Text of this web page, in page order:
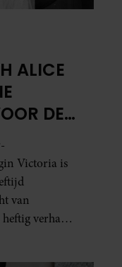
ALICE
DE
Victoria is
van
verhaal